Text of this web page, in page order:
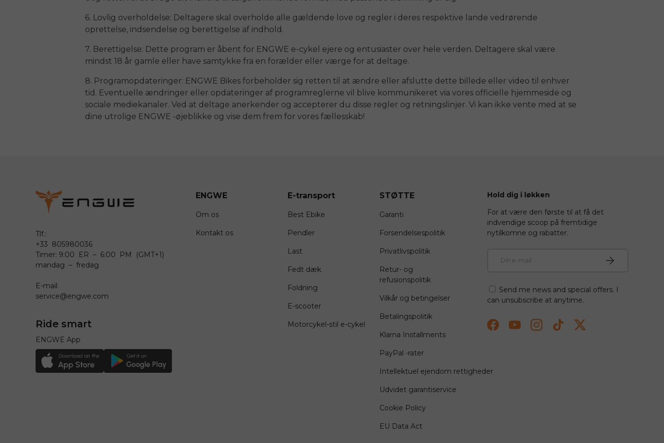
6. Lovlig overholdelse: Deltagere skal overholde alle gældende love og regler i deres respektive lande vedrørende
oprettelse, indsendelse og berettigelse af indhold.
7. Berettigelse: Dette program er åbent for ENGWE e-cykel ejere og entusiaster over hele verden. Deltagere skal være
mindst 18 år gamle eller have samtykke fra en forælder eller værge for at deltage.
8. Programopdateringer: ENGWE Bikes forbeholder sig retten til at ændre eller afslutte dette billede eller video til enhver
tid. Eventuelle ændringer eller opdateringer af programreglerne vil blive kommunikeret via vores officielle hjemmeside og
sociale mediekanaler. Ved at deltage anerkender og accepterer du disse regler og retningslinjer. Vi kan ikke vente med at se
dine utrolige ENGWE -øjeblikke og vise dem frem for vores fællesskab!
Tlf.:
+33 805980036
Timer: 9:00 ER – 6:00 PM (GMT+1)
mandag – fredag
E-mail:
service@engwe.com
Ride smart
ENGWE App
ENGWE
Om os
Kontakt os
E-transport
Best Ebike
Pendler
Last
Fedt dæk
Foldning
E-scooter
Motorcykel-stil e-cykel
STØTTE
Garanti
Forsendelsespolitik
Privatlivspolitik
Retur- og
refusionspolitik
Vilkår og betingelser
Betalingspolitik
Klarna Installments
PayPal -rater
Intellektuel ejendom rettigheder
Udvidet garantiservice
Cookie Policy
EU Data Act
Hold dig i løkken
For at være den første til at få det
indvendige scoop på fremtidige
nytilkomne og rabatter.
Abonner
Send me news and special offers. I
can unsubscribe at anytime.
FacebookYouTubeInstagramTikTokTwitter